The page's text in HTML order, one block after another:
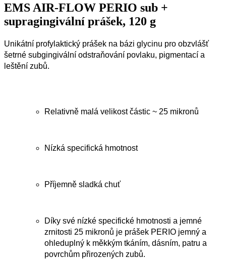
EMS AIR-FLOW PERIO sub +
supragingivální prášek, 120 g
Unikátní profylaktický prášek na bázi glycinu pro obzvlášť
šetrné subgingivální odstraňování povlaku, pigmentací a
leštění zubů.
Relativně malá velikost částic ~ 25 mikronů
Nízká specifická hmotnost
Příjemně sladká chuť
Díky své nízké specifické hmotnosti a jemné
zrnitosti 25 mikronů je prášek PERIO jemný a
ohleduplný k měkkým tkáním, dásním, patru a
povrchům přirozených zubů.